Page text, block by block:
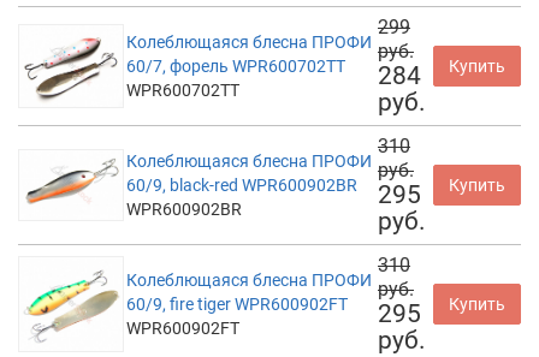
Колеблющаяся блесна ПРОФИ
60/7, форель WPR600702TT
WPR600702TT
299
руб.
284
руб.
Купить
Колеблющаяся блесна ПРОФИ
60/9, black-red WPR600902BR
WPR600902BR
310
руб.
295
руб.
Купить
Колеблющаяся блесна ПРОФИ
60/9, fire tiger WPR600902FT
WPR600902FT
310
руб.
295
руб.
Купить